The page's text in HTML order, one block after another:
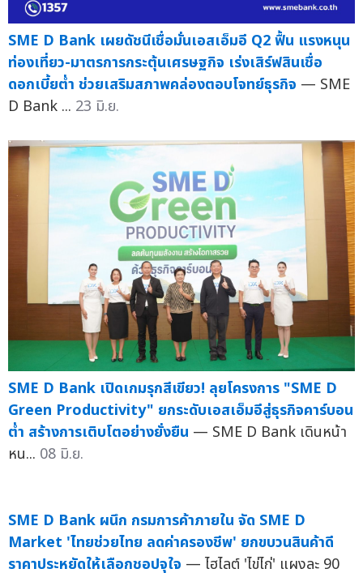
SME D Bank เผยดัชนีเชื่อมั่นเอสเอ็มอี Q2 ฟื้น แรงหนุน
ท่องเที่ยว-มาตรการกระตุ้นเศรษฐกิจ เร่งเสิร์ฟสินเชื่อ
ดอกเบี้ยต่ำ ช่วยเสริมสภาพคล่องตอบโจทย์ธุรกิจ — SME
D Bank ... 23 มิ.ย.
SME D Bank เปิดเกมรุกสีเขียว! ลุยโครงการ "SME D
Green Productivity" ยกระดับเอสเอ็มอีสู่ธุรกิจคาร์บอน
ต่ำ สร้างการเติบโตอย่างยั่งยืน — SME D Bank เดินหน้า
หน... 08 มิ.ย.
SME D Bank ผนึก กรมการค้าภายใน จัด SME D
Market 'ไทยช่วยไทย ลดค่าครองชีพ' ยกขบวนสินค้าดี
ราคาประหยัดให้เลือกชอปจุใจ — ไฮไลต์ 'ไข่ไก่' แผงละ 90